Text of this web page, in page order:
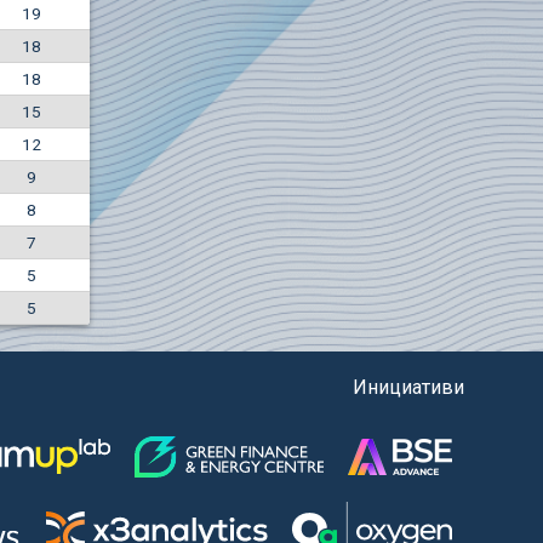
+0.26%
6200EUR
9034BGN
19
18
18
15
12
9
8
7
5
5
Инициативи